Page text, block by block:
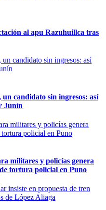
al apu Razuhuillca tras
candidato sin ingresos: así
Junín
militares y policías genera
tortura policial en Puno